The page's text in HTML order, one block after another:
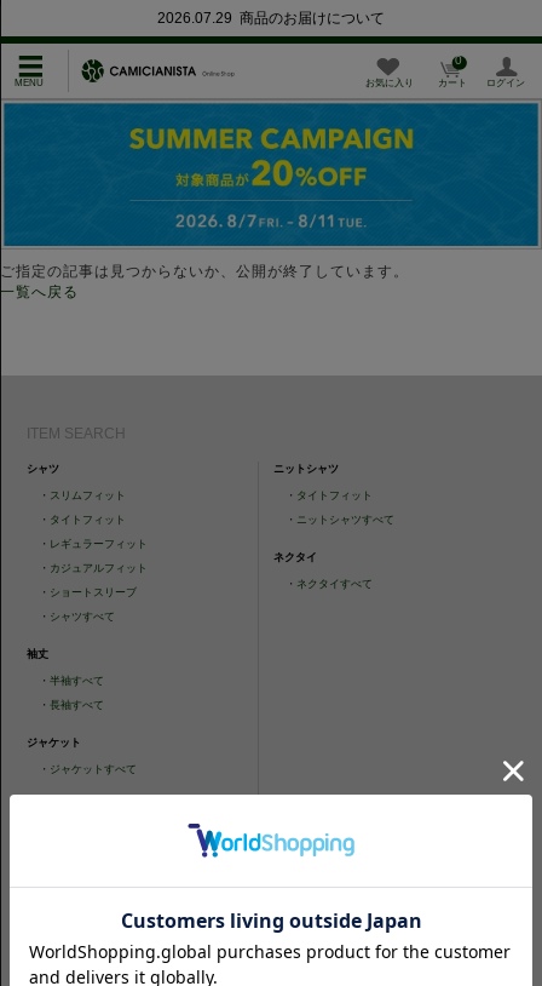
2026.07.29 商品のお届けについて
お気に入り カート
0
ログイン
ご指定の記事は見つからないか、公開が終了しています。
一覧へ戻る
ITEM SEARCH
シャツ
・ スリムフィット
・ タイトフィット
・ レギュラーフィット
・ カジュアルフィット
・ ショートスリーブ
・ シャツすべて
袖丈
・半袖すべて
・長袖すべて
ジャケット
・ ジャケットすべて
ニットシャツ
・ タイトフィット
・ ニットシャツすべて
ネクタイ
・ ネクタイすべて
キャンセル/返品/交換について
お問い合わせ
プライバシーポリシー
ご利用規約
免責事項